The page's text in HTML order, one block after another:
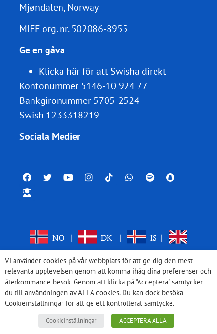
Mjøndalen, Norway
MIFF org. nr.502086-8955
Ge en gåva
Klicka här för att Swisha direkt
Kontonummer 5146-10 924 77
Bankgironummer 5705-2524
Swish 1233318219
Sociala Medier
NO DK IS
TRANSLATE
© 2026 Med Israel för fred
Vi använder cookies på vår webbplats för att ge dig den mest
relevanta upplevelsen genom att komma ihåg dina preferenser och
återkommande besök. Genom att klicka på "Acceptera" samtycker
du till användningen av ALLA cookies. Du kan dock besöka
Cookieinställningar för att ge ett kontrollerat samtycke.
Cookieinställningar ACCEPTERA ALLA